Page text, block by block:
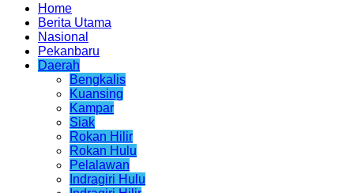
Home
Berita Utama
Nasional
Pekanbaru
Daerah
Bengkalis
Kuansing
Kampar
Siak
Rokan Hilir
Rokan Hulu
Pelalawan
Indragiri Hulu